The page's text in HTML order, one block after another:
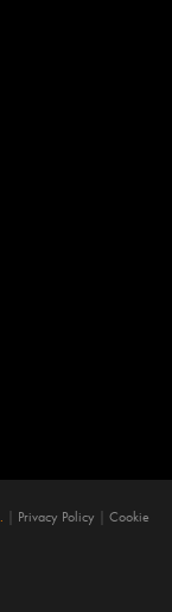
| Privacy Policy | Cookie